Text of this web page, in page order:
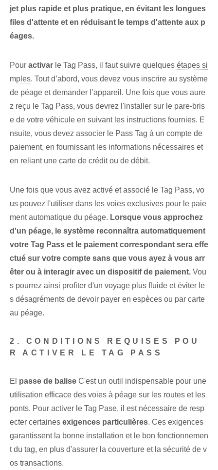
jet plus rapide et plus pratique, en évitant les longues
files d'attente et en réduisant le temps d'attente aux p
éages.
Pour activar le Tag Pass, il faut suivre quelques étapes si
mples.⁣ Tout d’abord, vous devez vous inscrire au système
de péage et demander l’appareil. Une fois que vous aure
z reçu le Tag Pass, vous devrez l'installer sur le pare-bris
e de votre véhicule en suivant les instructions fournies. E
nsuite, vous devez associer le Pass Tag à un compte de
paiement, en fournissant les informations nécessaires et
en reliant une carte de crédit ou de débit.
Une fois que vous avez activé et associé le Tag Pass, vo
us pouvez l'utiliser dans les voies exclusives pour le paie
ment automatique du péage. Lorsque vous approchez
d'un péage, le système reconnaîtra automatiquement
votre Tag Pass et le paiement correspondant sera effe
ctué sur votre compte sans que vous ayez à vous arr
êter ou à interagir avec un dispositif de paiement. ⁤Vou
s pourrez ainsi profiter d'un voyage plus fluide et éviter le
s désagréments de devoir payer en espèces ou par carte
au péage.
2. CONDITIONS REQUISES POU
R ACTIVER LE TAG PASS
El passe de balise C'est un outil indispensable pour une
utilisation efficace des voies à péage sur les routes et les
ponts. Pour‌ activer le Tag ⁣Pase, il est nécessaire de resp
ecter certaines exigences particulières. Ces exigences
garantissent la bonne installation et le bon fonctionnemen
t du tag, en plus d'assurer la couverture et la sécurité de v
os transactions.